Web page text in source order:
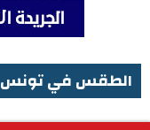
الطقس في تونس